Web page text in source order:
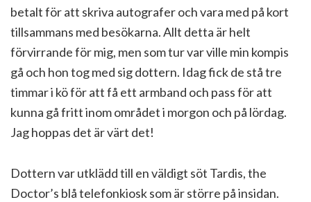
betalt för att skriva autografer och vara med på kort
tillsammans med besökarna. Allt detta är helt
förvirrande för mig, men som tur var ville min kompis
gå och hon tog med sig dottern. Idag fick de stå tre
timmar i kö för att få ett armband och pass för att
kunna gå fritt inom området i morgon och på lördag.
Jag hoppas det är värt det!
Dottern var utklädd till en väldigt söt Tardis, the
Doctor’s blå telefonkiosk som är större på insidan.